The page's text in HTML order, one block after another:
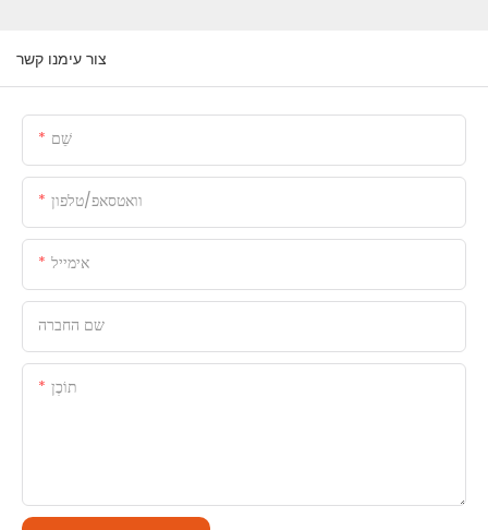
צור עימנו קשר
שֵׁם
וואטסאפ/טלפון
אימייל
שם החברה
תוֹכֶן